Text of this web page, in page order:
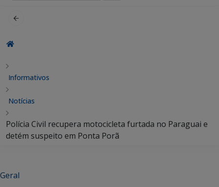
por:
Informativos
Notícias
Polícia Civil recupera motocicleta furtada no Paraguai e
detém suspeito em Ponta Porã
Geral